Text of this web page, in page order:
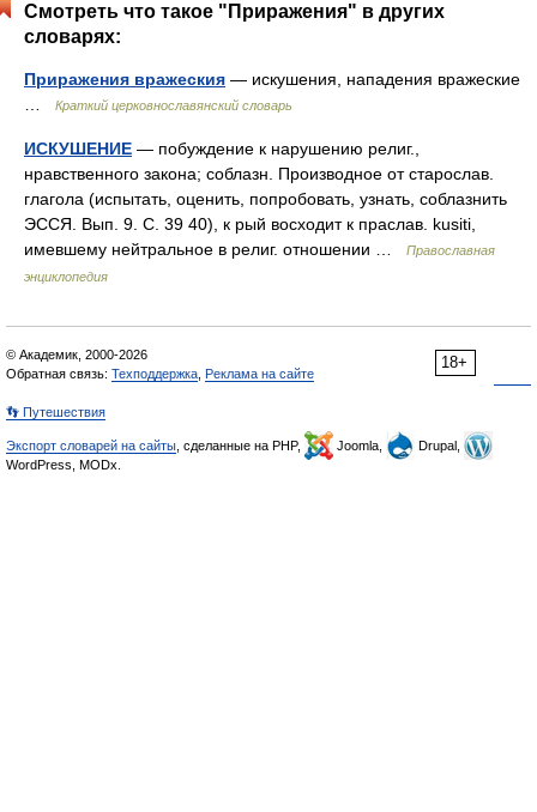
Смотреть что такое "Приражения" в других
словарях:
Приражения вражеския — искушения, нападения вражеские
Краткий церковнославянский словарь
ИСКУШЕНИЕ — побуждение к нарушению религ.,
нравственного закона; соблазн. Производное от старослав.
глагола (испытать, оценить, попробовать, узнать, соблазнить
ЭССЯ. Вып. 9. С. 39 40), к рый восходит к праслав. kusiti,
имевшему нейтральное в религ. отношении …
Православная
энциклопедия
18+
© Академик, 2000-2026
Обратная связь: Техподдержка Реклама на сайте
👣 Путешествия
Экспорт словарей на сайты , сделанные на PHP, Joomla,
Drupal,
WordPress, MODx.